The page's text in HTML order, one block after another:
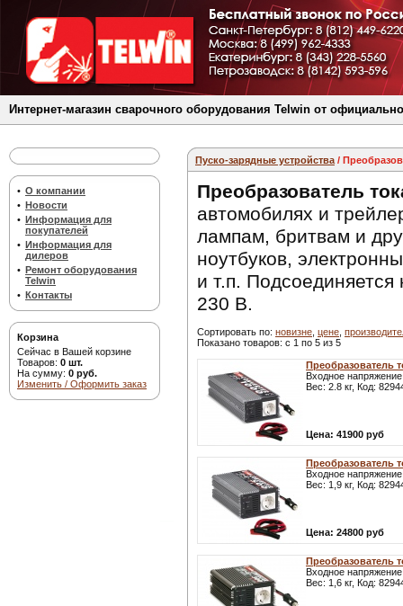
Интернет-магазин сварочного оборудования Telwin от
• О компании
• Новости
• Информация для
покупателей
• Информация для
дилеров
• Ремонт оборудования
Telwin
• Контакты
Корзина
Сейчас в Вашей корзине
Товаров: 0 шт.
На сумму: 0 руб.
Изменить / Оформить заказ
Пуско-зарядные устройства /
Преобразователь
автомобилях и
лампам, бритвам и
ноутбуков,
и т.п.
230 В.
Сортировать по: новизне цене
Показано товаров: с 1 по 5 из 5
Преобразователь
Входное
Вес: 2.8 кг, Код:
Цена: 41900 руб
Преобразователь
Входное
Вес: 1,9 кг, Код:
Цена: 24800 руб
Преобразователь
Входное
Вес: 1,6 кг, Код: